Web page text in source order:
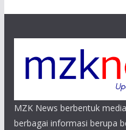
MZK News berbentuk
berbagai informasi berupa